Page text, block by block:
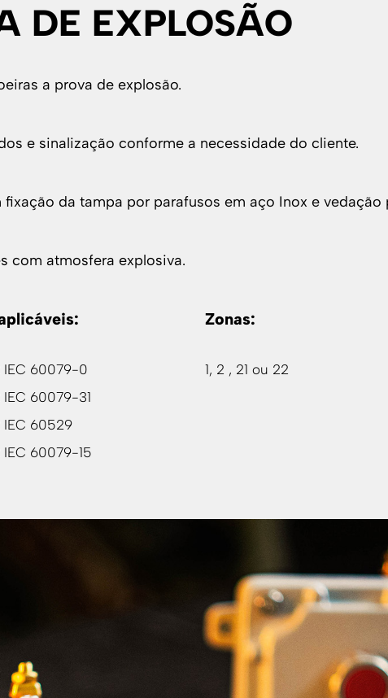
DE EXPLOSÃO
a prova de explosão.
e sinalização conforme a necessidade do cliente.
da tampa por parafusos em aço Inox e vedação
com atmosfera explosiva.
IEC 60079-0
IEC 60079-31
IEC 60529
IEC 60079-15
Zonas:
1, 2 , 21 ou 22